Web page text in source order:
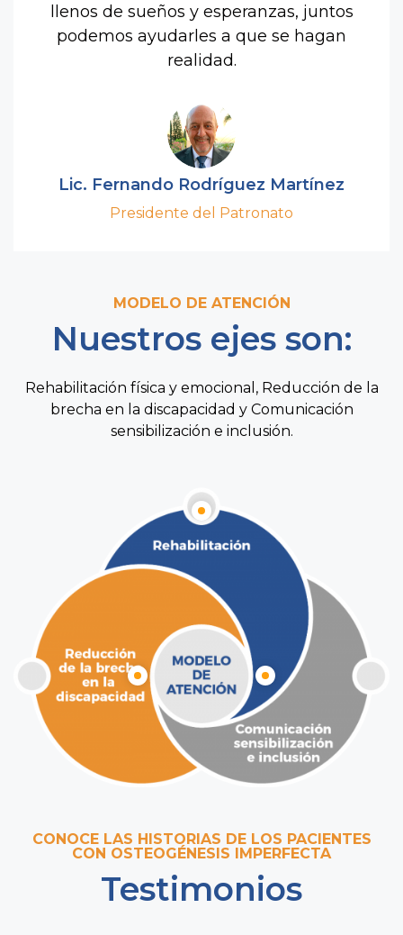
llenos de sueños y esperanzas, juntos
podemos ayudarles a que se hagan
realidad.
Lic. Fernando Rodríguez Martínez
Presidente del Patronato
MODELO DE ATENCIÓN
Nuestros ejes son:
Rehabilitación física y emocional, Reducción de la
brecha en la discapacidad y Comunicación
sensibilización e inclusión.
CONOCE LAS HISTORIAS DE LOS PACIENTES
CON OSTEOGÉNESIS IMPERFECTA
Testimonios